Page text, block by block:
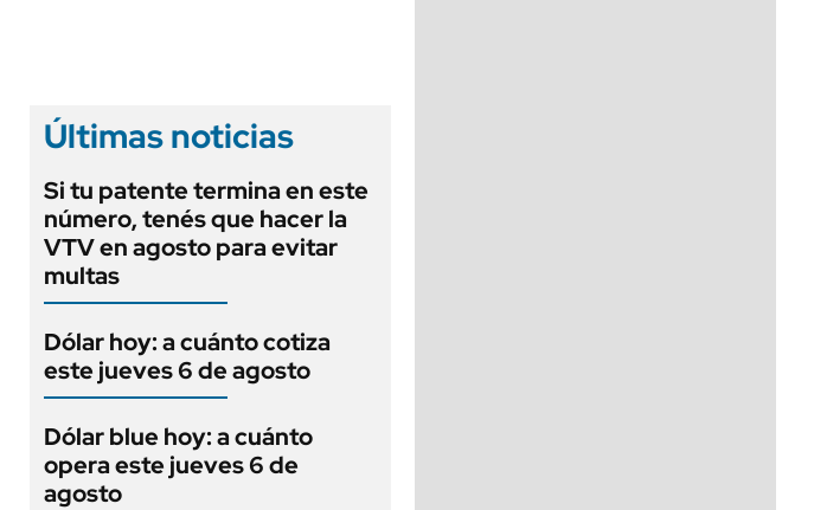
Últimas noticias
Si tu patente termina en este
número, tenés que hacer la
VTV en agosto para evitar
multas
Dólar hoy: a cuánto cotiza
este jueves 6 de agosto
Dólar blue hoy: a cuánto
opera este jueves 6 de
agosto